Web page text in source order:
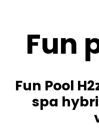
Fun
Fun Pool
spa